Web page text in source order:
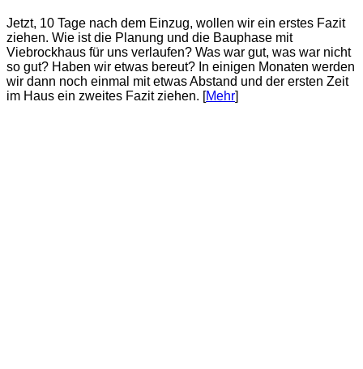
Jetzt, 10 Tage nach dem Einzug, wollen wir ein erstes Fazit
ziehen. Wie ist die Planung und die Bauphase mit
Viebrockhaus für uns verlaufen? Was war gut, was war nicht
so gut? Haben wir etwas bereut? In einigen Monaten werden
wir dann noch einmal mit etwas Abstand und der ersten Zeit
im Haus ein zweites Fazit ziehen. [Mehr]